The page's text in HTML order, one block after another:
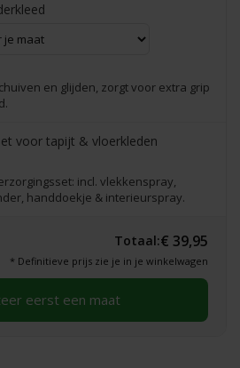
en glijden, zorgt voor extra grip
voor tapijt & vloerkleden
incl. vlekkenspray,
handdoekje & interieurspray.
Totaal:€ 39,95
* Definitieve prijs zie je in je winkelwagen
eerst een maat